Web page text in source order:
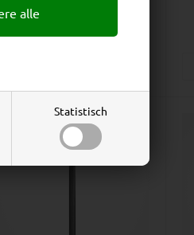
Statistisch
493,16